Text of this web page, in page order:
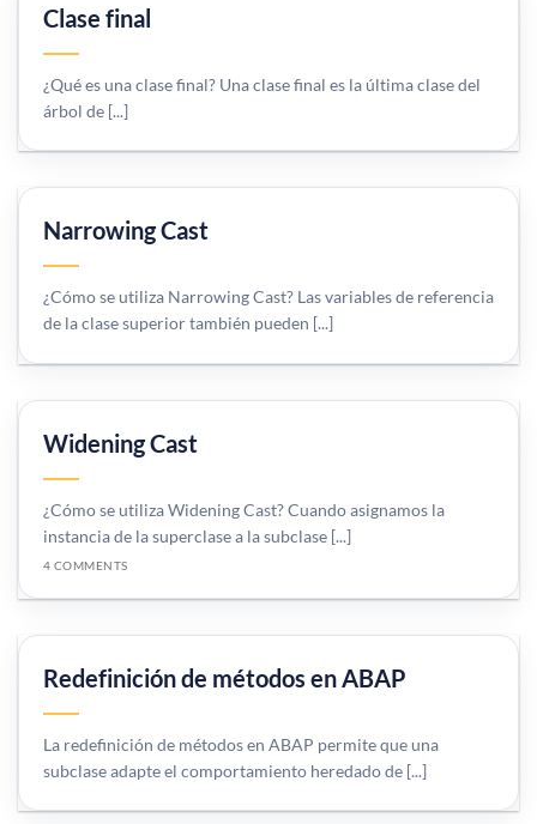
Clase final
¿Qué es una clase final? Una clase final es la última clase del
árbol de [...]
Narrowing Cast
¿Cómo se utiliza Narrowing Cast? Las variables de referencia
de la clase superior también pueden [...]
Widening Cast
¿Cómo se utiliza Widening Cast? Cuando asignamos la
instancia de la superclase a la subclase [...]
4 COMMENTS
Redefinición de métodos en ABAP
La redefinición de métodos en ABAP permite que una
subclase adapte el comportamiento heredado de [...]